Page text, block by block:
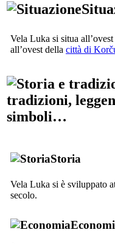
Vela Luka si situa all’ovest
all’ovest della città di
tradizioni,
simboli…
Storia
Vela Luka si è sviluppato
secolo.